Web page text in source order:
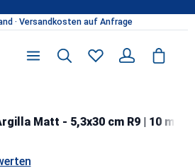
Matt - 5,3x30 cm R9 | 10 mm